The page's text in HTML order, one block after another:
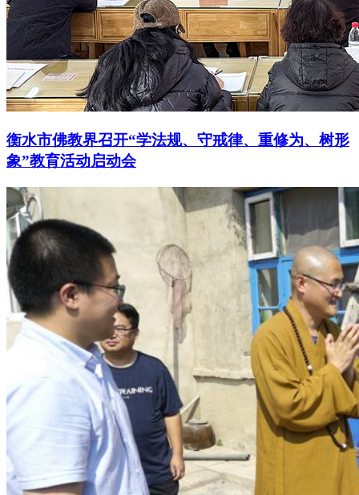
衡水市佛教界召开“学法规、守戒律、重修为、树形
象”教育活动启动会